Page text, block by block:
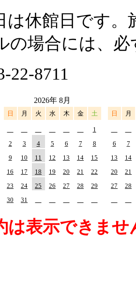
は休館日です
の場合には、
22-8711
2026年 8月
日 月 火 水 木 金 土
1
2
3 4 5 6 7
8
9
10 11 12 13 14
15
16
17 18 19 20 21
22
23
24 25 26 27 28
29
30
31
日 月
6
7
13
14
20
21
27
28
は表示できませ